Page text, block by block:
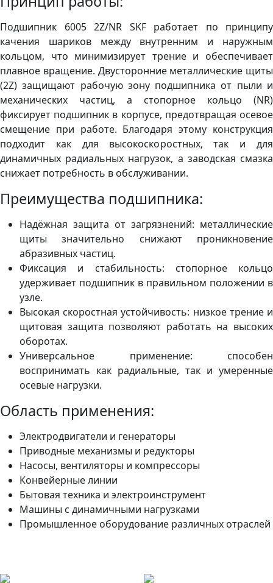
Подшипник 6005 2Z/NR SKF работает по принципу
качения шариков между внутренним и наружным
кольцом, что минимизирует трение и обеспечивает
плавное вращение. Двусторонние металлические щиты
(2Z) защищают рабочую зону подшипника от пыли и
механических частиц, а стопорное кольцо (NR)
фиксирует подшипник в корпусе, предотвращая осевое
смещение при работе. Благодаря этому конструкция
подходит как для высокоскоростных, так и для
динамичных радиальных нагрузок, а заводская смазка
снижает потребность в обслуживании.
Преимущества подшипника:
Надёжная защита от загрязнений: металлические
щиты значительно снижают проникновение
абразивных частиц.
Фиксация и стабильность: стопорное кольцо
удерживает подшипник в правильном положении в
узле.
Высокая скоростная устойчивость: низкое трение и
щитовая защита позволяют работать на высоких
оборотах.
Универсальное применение: способен
воспринимать как радиальные, так и умеренные
осевые нагрузки.
Область применения:
Электродвигатели и генераторы
Приводные механизмы и редукторы
Насосы, вентиляторы и компрессоры
Конвейерные линии
Бытовая техника и электроинструмент
Машины с динамичными нагрузками
Промышленное оборудование различных отраслей